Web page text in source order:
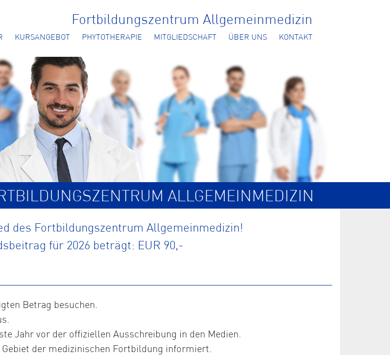
Fortbildungszentrum Allgemeinmedizin
KURSANGEBOT PHYTOTHERAPIE MITGLIEDSCHAFT ÜBER UNS KONTAKT
ALLGEMEINMEDIZIN
des Fortbildungszentrum Allgemeinmedizin!
für 2026 beträgt: EUR 90,-
Betrag besuchen.
Jahr vor der offiziellen Ausschreibung in den Medien.
der medizinischen Fortbildung informiert.